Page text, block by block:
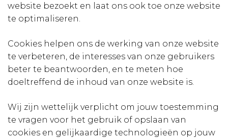
website bezoekt en laat ons ook toe onze website
te optimaliseren.
Cookies helpen ons de werking van onze website
te verbeteren, de interesses van onze gebruikers
beter te beantwoorden, en te meten hoe
doeltreffend de inhoud van onze website is.
Wij zijn wettelijk verplicht om jouw toestemming
te vragen voor het gebruik of opslaan van
cookies en gelijkaardige technologieën op jouw